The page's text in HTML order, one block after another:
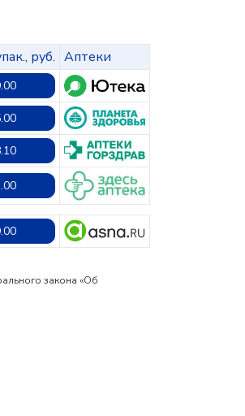
руб. Аптеки
закона «Об